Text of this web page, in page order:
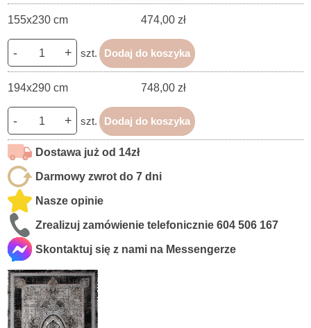
155x230 cm 474,00 zł
- + szt. Dodaj do koszyka
194x290 cm 748,00 zł
- + szt. Dodaj do koszyka
Dostawa już od 14zł
Darmowy zwrot do 7 dni
Nasze opinie
Zrealizuj zamówienie telefonicznie604 506 167
Skontaktuj się z nami na Messengerze